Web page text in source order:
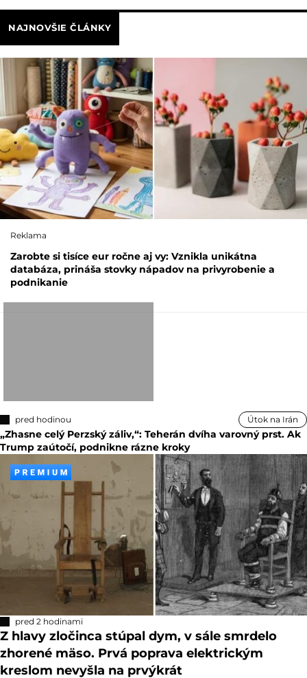
NAJNOVŠIE ČLÁNKY
Reklama
Zarobte si tisíce eur ročne aj vy: Vznikla unikátna
databáza, prináša stovky nápadov na privyrobenie a
podnikanie
pred hodinou Útok na Irán
„Zhasne celý Perzský záliv,“: Teherán dvíha varovný prst. Ak
Trump zaútočí, podnikne rázne kroky
pred 2 hodinami
Z hlavy zločinca stúpal dym, v sále smrdelo
zhorené mäso. Prvá poprava elektrickým
kreslom nevyšla na prvýkrát